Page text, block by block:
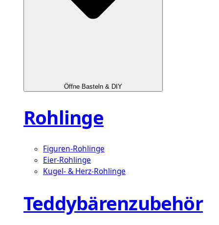
Öffne Basteln & DIY
Rohlinge
Figuren-Rohlinge
Eier-Rohlinge
Kugel- & Herz-Rohlinge
Teddybärenzubehör